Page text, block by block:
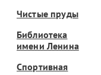
Чистые пруды
Библиотека
имени Ленина
Спортивная